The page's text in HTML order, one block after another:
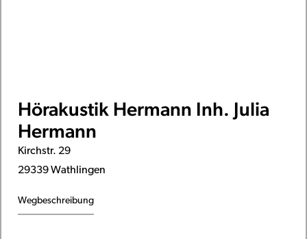
Hörakustik Hermann Inh. Julia
Hermann
Kirchstr. 29
29339 Wathlingen
Wegbeschreibung